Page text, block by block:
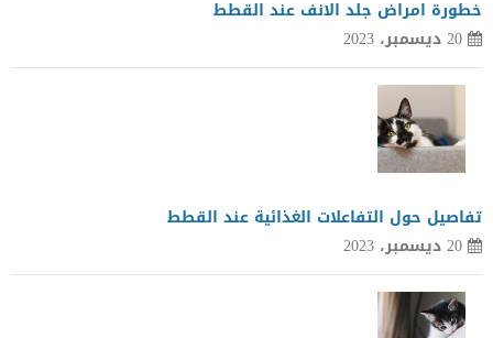
خطورة امراض جلد الانف عند القطط
20 ديسمبر، 2023
تفاصيل حول التفاعلات الغذائية عند القطط
20 ديسمبر، 2023